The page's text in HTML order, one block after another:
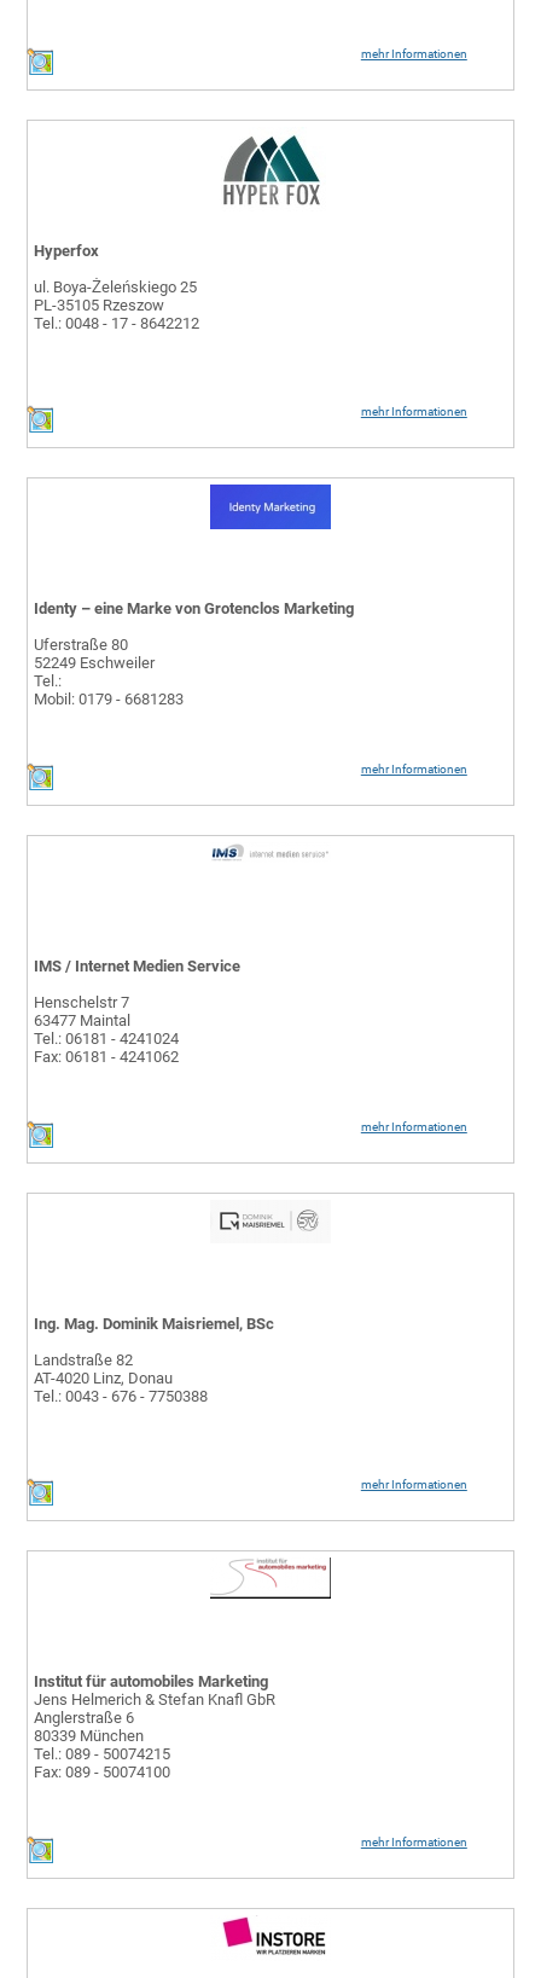
mehr Informationen
mehr Informationen
Hyperfox
ul. Boya-Żeleńskiego 25
PL-35105 Rzeszow
Tel.: 0048 - 17 - 8642212
mehr Informationen
Identy – eine Marke von Grotenclos Marketing
Uferstraße 80
52249 Eschweiler
Tel.:
Mobil: 0179 - 6681283
mehr Informationen
IMS / Internet Medien Service
Henschelstr 7
63477 Maintal
Tel.: 06181 - 4241024
Fax: 06181 - 4241062
mehr Informationen
Ing. Mag. Dominik Maisriemel, BSc
Landstraße 82
AT-4020 Linz, Donau
Tel.: 0043 - 676 - 7750388
mehr Informationen
Institut für automobiles Marketing
Jens Helmerich & Stefan Knafl GbR
Anglerstraße 6
80339 München
Tel.: 089 - 50074215
Fax: 089 - 50074100